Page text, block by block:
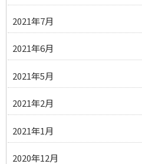
2021年7月
2021年6月
2021年5月
2021年2月
2021年1月
2020年12月